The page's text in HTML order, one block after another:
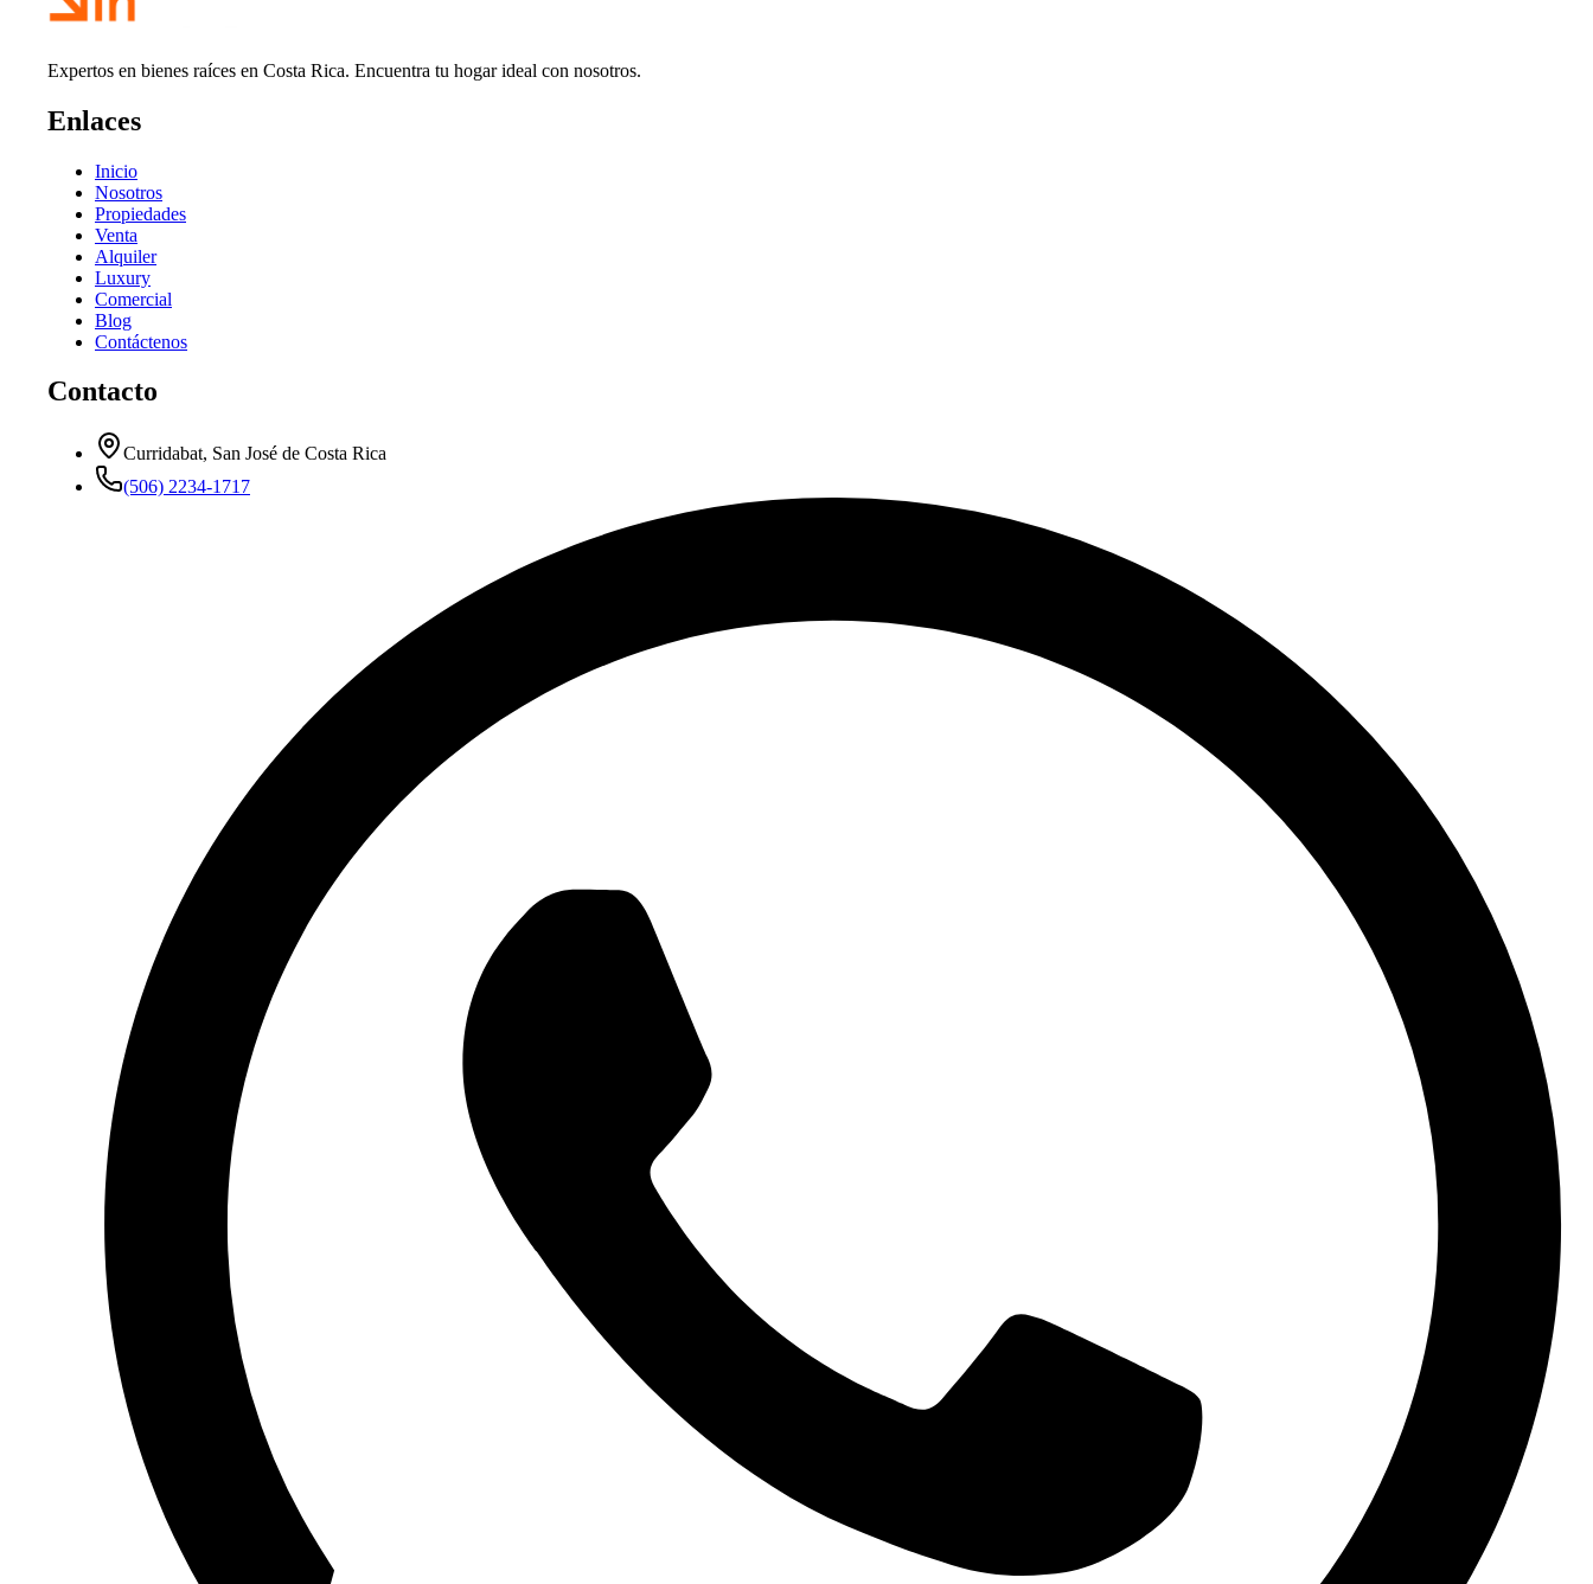
Expertos en bienes raíces en Costa Rica. Encuentra tu hogar ideal con nosotros.
Enlaces
Inicio
Nosotros
Propiedades
Venta
Alquiler
Luxury
Comercial
Blog
Contáctenos
Contacto
Curridabat, San José de Costa Rica
(506) 2234-1717